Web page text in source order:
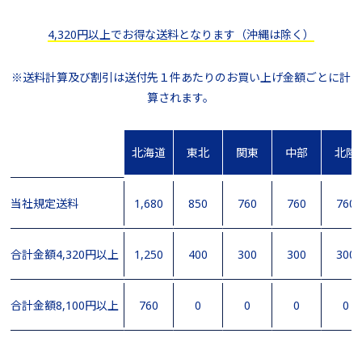
4,320円以上でお得な送料となります（沖縄は除く）
※送料計算及び割引は送付先１件あたりのお買い上げ金額ごとに計
算されます。
北海道 東北 関東 中部 北陸
当社規定送料 1,680 850 760 760 760
合計金額4,320円以上 1,250 400 300 300 300
合計金額8,100円以上 760 0 0 0 0